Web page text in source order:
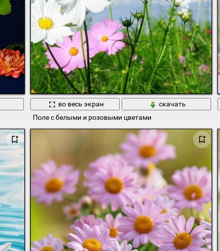
во весь экран
скачать
Поле с белыми и розовыми цветами